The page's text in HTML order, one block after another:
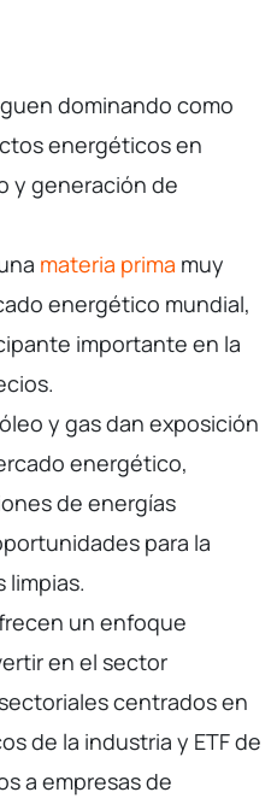
dominando como
energéticos en
y generación de
materia prima muy
energético mundial,
importante en la
y gas dan exposición
energético,
de energías
para la
limpias.
un enfoque
en el sector
centrados en
de la industria y ETF de
a empresas de